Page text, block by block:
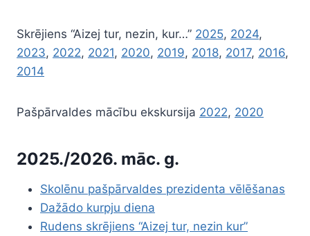
Skrējiens “Aizej tur, nezin, kur…” 2025, 2024,
2023, 2022, 2021, 2020, 2019, 2018, 2017, 2016,
2014
Pašpārvaldes mācību ekskursija 2022, 2020
2025./2026. māc. g.
Skolēnu pašpārvaldes prezidenta vēlēšanas
Dažādo kurpju diena
Rudens skrējiens “Aizej tur, nezin kur”